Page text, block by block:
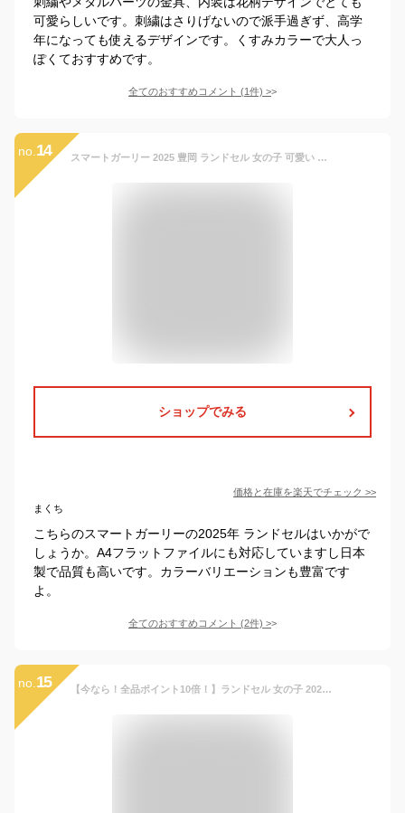
可愛らしいです。刺繍はさりげないので派手過ぎず、高学
年になっても使えるデザインです。くすみカラーで大人っ
ぽくておすすめです。
全てのおすすめコメント (1件) >
no. 14 スマートガーリー 2025 豊岡 ランドセル 女の子 可愛い かわいい おしゃれ 2025年 メーカー 日本製 国産 入学 卒園 プレゼント ブランド ランドセルカバー 赤 黒 ブラック ブラウン パープル キャメル ピンク シェルピンク 小学生 小学校 通学 人気 ランキング
ショップでみる
価格と在庫を楽天でチェック >>
まくち
こちらのスマートガーリーの2025年 ランドセルはいかがで
しょうか。A4フラットファイルにも対応していますし日本
製で品質も高いです。カラーバリエーションも豊富です
よ。
全てのおすすめコメント (2件) >
no. 15 【今なら！全品ポイント10倍！】ランドセル 女の子 2027年 人気 おすすめ 国産 国内 ダスティ エスポワール A4 ファイル 小学生 小学校 入学 堀江鞄製造 ラン活 日本